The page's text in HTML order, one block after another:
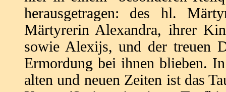
herausgetragen: des hl.
Märtyrerin Alexandra, ihrer
sowie Alexijs, und der treuen
Ermordung bei ihnen blieben.
alten und neuen Zeiten ist das